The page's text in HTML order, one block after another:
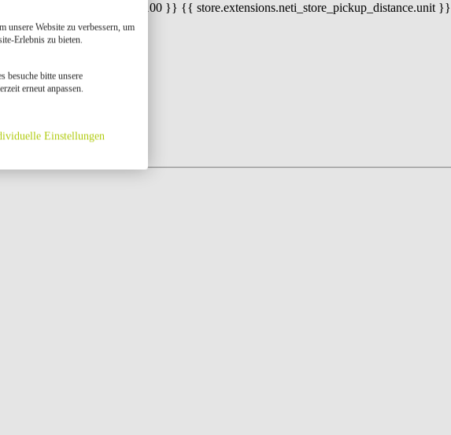
* 100) / 100 }} {{ store.extensions.neti_store_pickup_distance.unit }}
}}
unsere Website zu verbessern, um
Erlebnis zu bieten.
besuche bitte unsere
erneut anpassen.
Einstellungen